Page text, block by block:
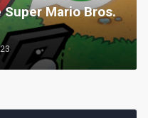
Mario Bros.